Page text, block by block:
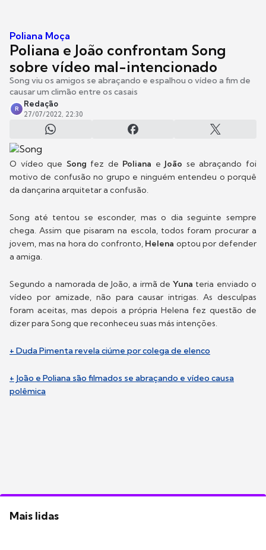
Poliana Moça
Poliana e João confrontam Song
sobre vídeo mal-intencionado
Song viu os amigos se abraçando e espalhou o vídeo a fim de
causar um climão entre os casais
R
Redação
27/07/2022, 22:30
O vídeo que Song fez de Poliana eJoão se abraçando foi
motivo de confusão no grupo e ninguém entendeu o porquê
da dançarina arquitetar a confusão.
Song até tentou se esconder, mas o dia seguinte sempre
chega. Assim que pisaram na escola, todos foram procurar a
jovem, mas na hora do confronto, Helena optou por defender
a amiga.
Segundo a namorada de João, a irmã de Yuna teria enviado o
vídeo por amizade, não para causar intrigas. As desculpas
foram aceitas, mas depois a própria Helena fez questão de
dizer para Song que reconheceu suas más intenções.
+ Duda Pimenta revela ciúme por colega de elenco
+ João e Poliana são filmados se abraçando e vídeo causa
polêmica
Mais lidas